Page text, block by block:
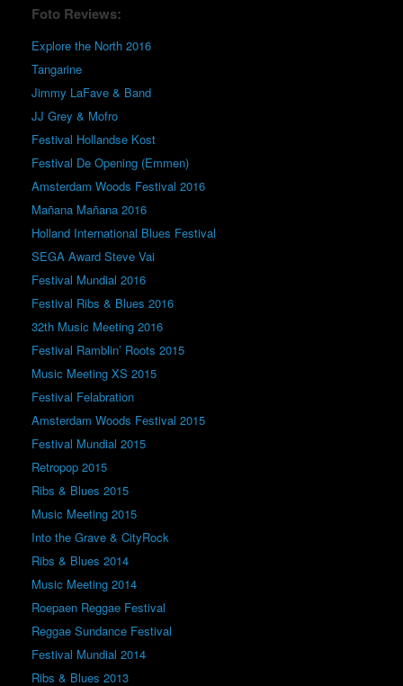
Foto Reviews:
Explore the North 2016
Tangarine
Jimmy LaFave & Band
JJ Grey & Mofro
Festival Hollandse Kost
Festival De Opening (Emmen)
Amsterdam Woods Festival 2016
Mañana Mañana 2016
Holland International Blues Festival
SEGA Award Steve Vai
Festival Mundial 2016
Festival Ribs & Blues 2016
32th Music Meeting 2016
Festival Ramblin’ Roots 2015
Music Meeting XS 2015
Festival Felabration
Amsterdam Woods Festival 2015
Festival Mundial 2015
Retropop 2015
Ribs & Blues 2015
Music Meeting 2015
Into the Grave & CityRock
Ribs & Blues 2014
Music Meeting 2014
Roepaen Reggae Festival
Reggae Sundance Festival
Festival Mundial 2014
Ribs & Blues 2013